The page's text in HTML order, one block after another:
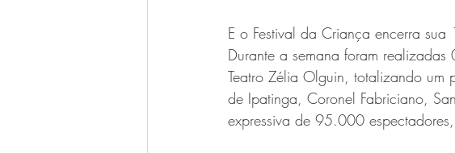
E o Festival da Criança encerra
Durante a semana foram
Teatro Zélia Olguin, totalizando
de Ipatinga, Coronel Fabriciano,
expressiva de 95.000